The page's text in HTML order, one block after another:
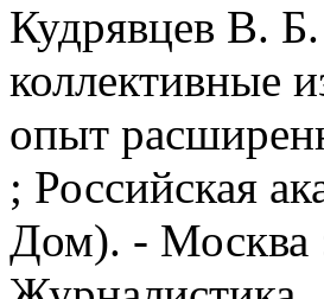
Кудрявцев В.
коллективные
опыт
; Российская
Дом). - Москва